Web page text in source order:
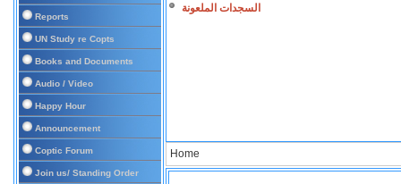
Reports
UN Study re Copts
Books and Documents
Audio / Video
Happy Hour
Announcement
Coptic Forum
Join us/ Standing Order
السجدات الملعونة
Home